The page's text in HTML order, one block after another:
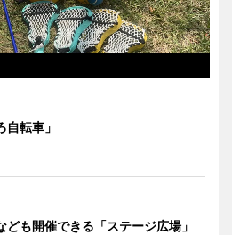
自転車」
ども開催できる「ステージ広場」